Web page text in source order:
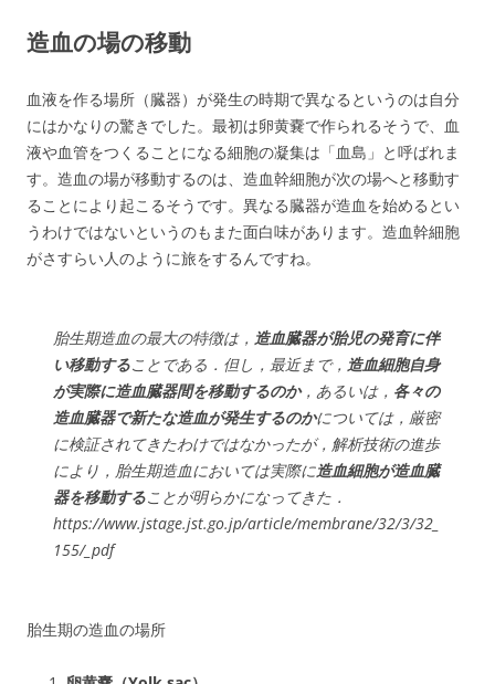
造血の場の移動
血液を作る場所（臓器）が発生の時期で異なるというのは自分
にはかなりの驚きでした。最初は卵黄嚢で作られるそうで、血
液や血管をつくることになる細胞の凝集は「血島」と呼ばれま
す。造血の場が移動するのは、造血幹細胞が次の場へと移動す
ることにより起こるそうです。異なる臓器が造血を始めるとい
うわけではないというのもまた面白味があります。造血幹細胞
がさすらい人のように旅をするんですね。
胎生期造血の最大の特徴は， 造血臓器が胎児の発育に伴
い移動することである．但し，最近まで， 造血細胞自身
が実際に造血臓器間を移動するのか，あるいは， 各々の
造血臓器で新たな造血が発生するのかについては，厳密
に検証されてきたわけではなかったが，解析技術の進歩
により，胎生期造血においては実際に造血細胞が造血臓
器を移動することが明らかになってきた．
https://www.jstage.jst.go.jp/article/membrane/32/3/32_
155/_pdf
胎生期の造血の場所